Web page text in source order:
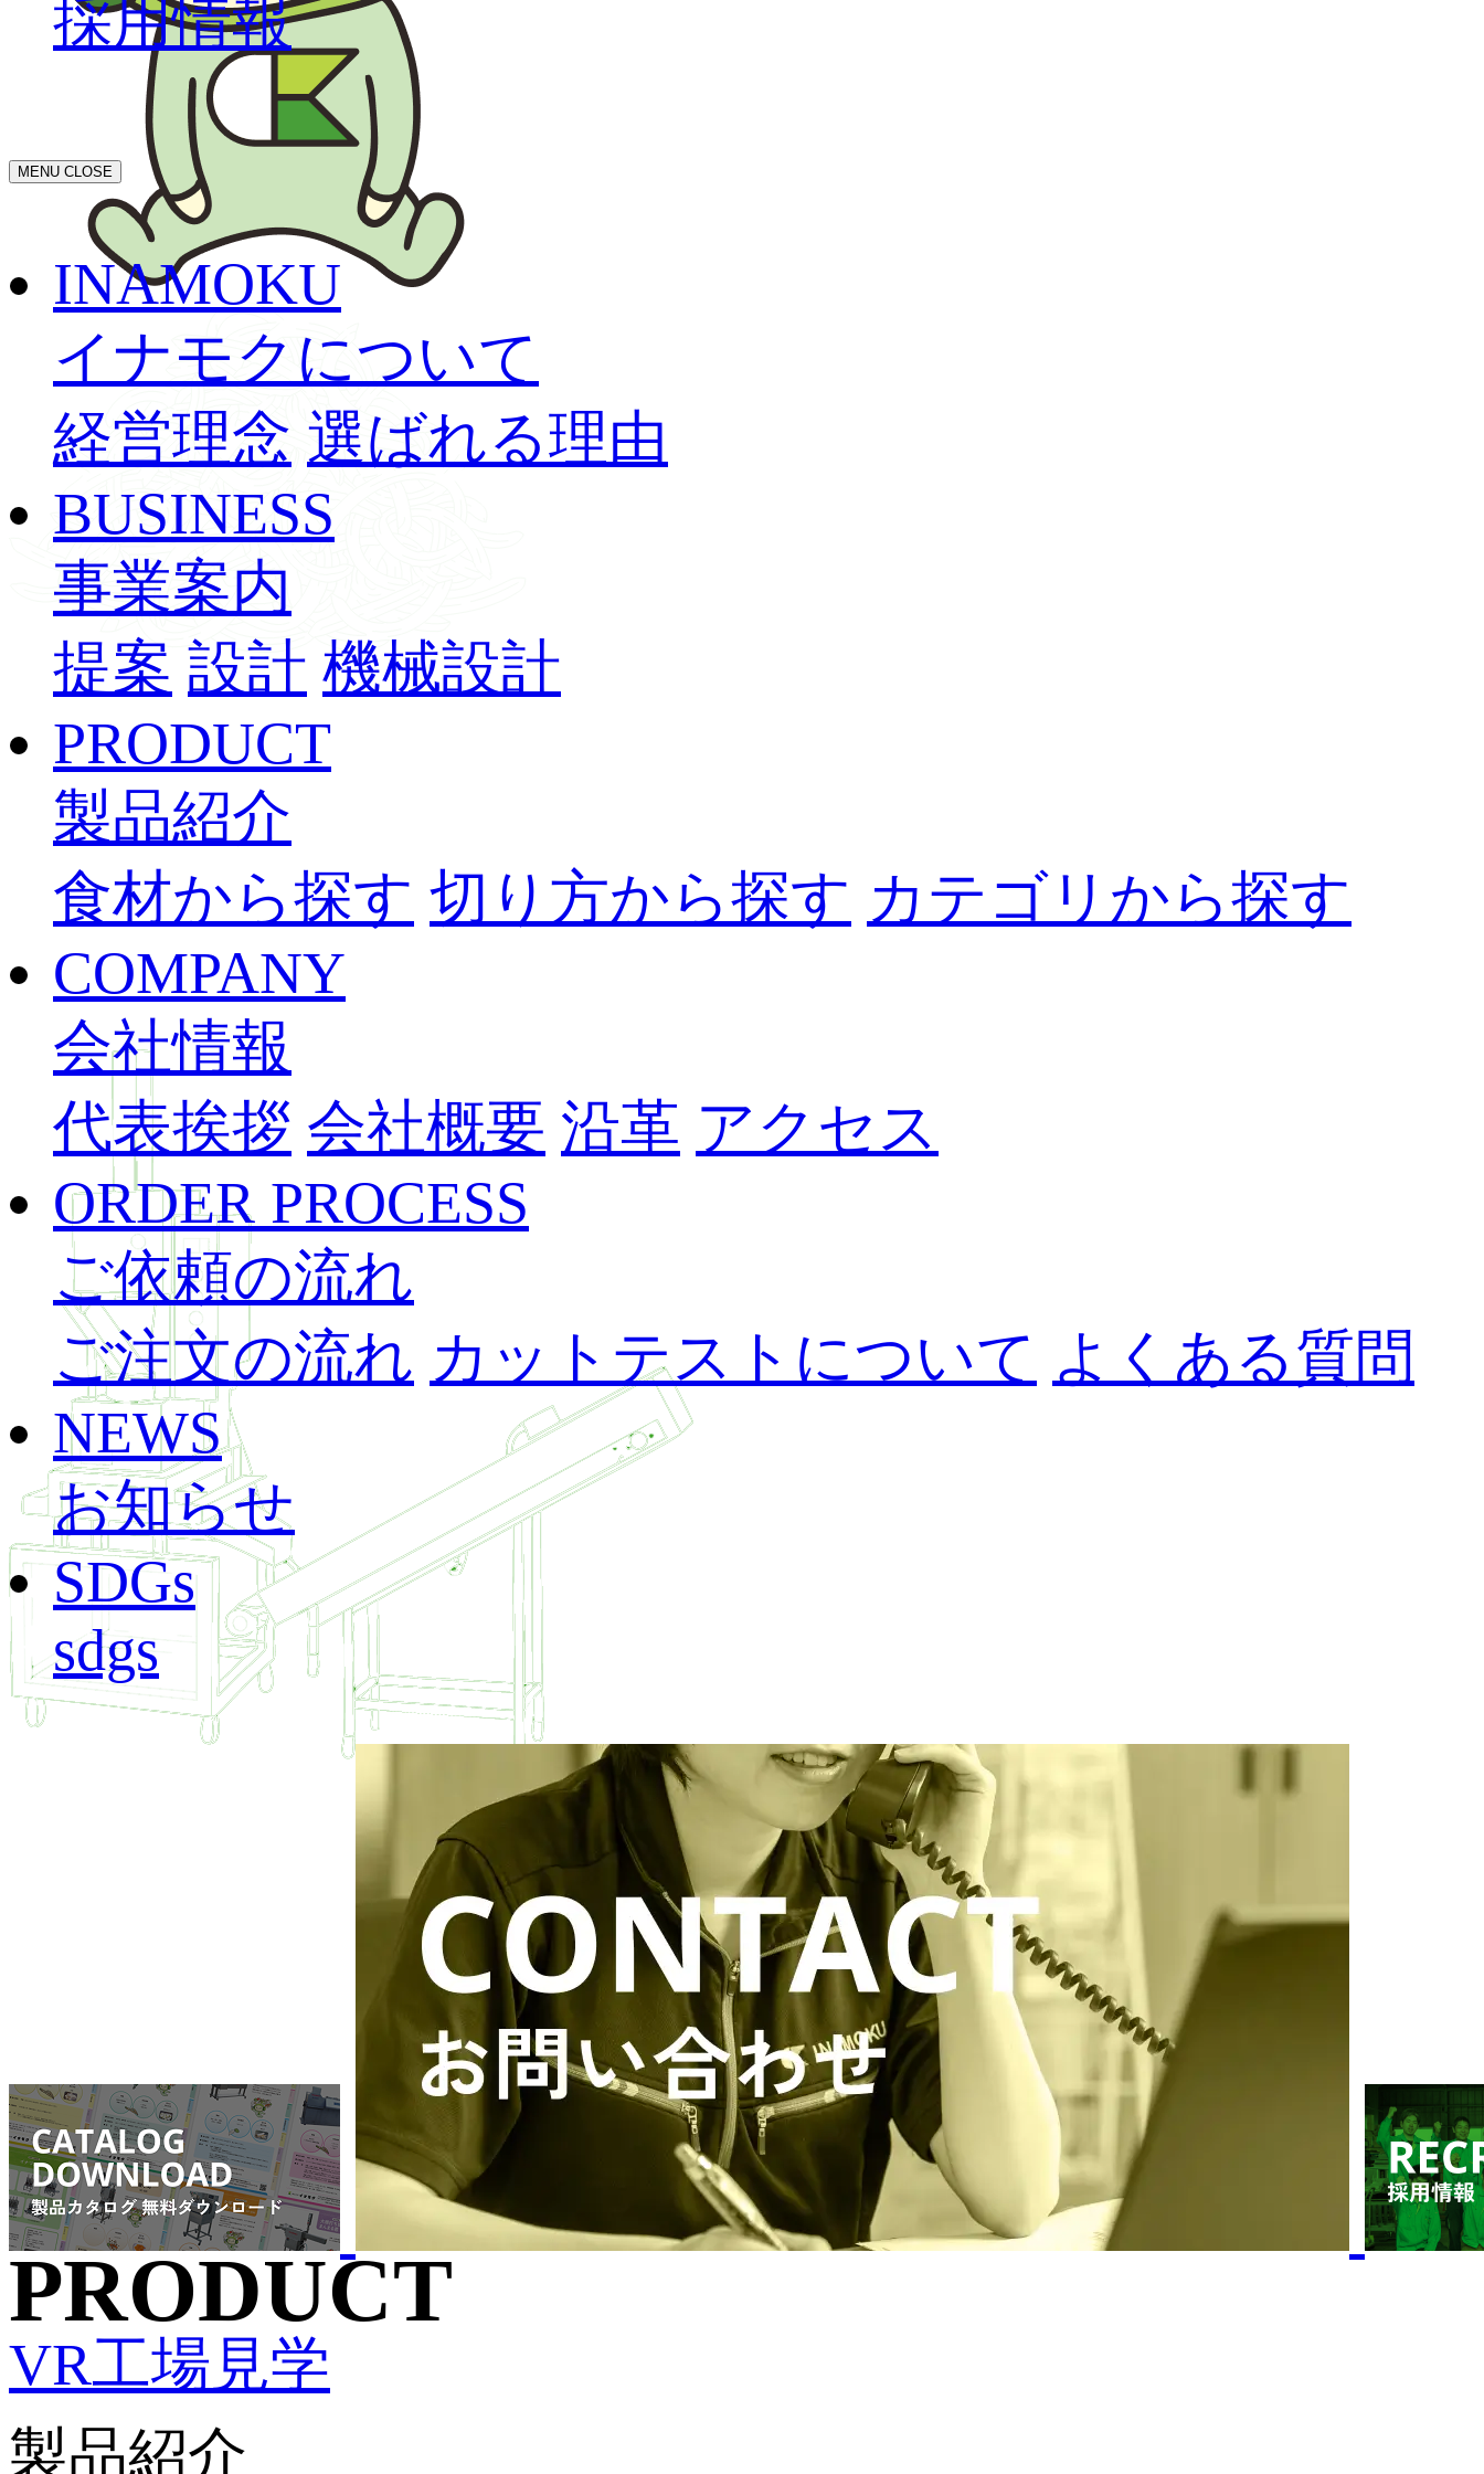
採用情報
MENU CLOSE
INAMOKU
イナモクについて
経営理念 選ばれる理由
BUSINESS
事業案内
提案 設計 機械設計
PRODUCT
製品紹介
食材から探す 切り方から探す カテゴリから探す
COMPANY
会社情報
代表挨拶 会社概要 沿革 アクセス
ORDER PROCESS
ご依頼の流れ
ご注文の流れ カットテストについて よくある質問
NEWS
お知らせ
SDGs
sdgs
VR工場見学
PRODUCT
製品紹介